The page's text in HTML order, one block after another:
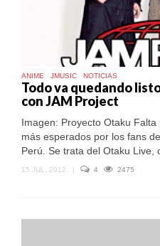
ANIME JMUSIC NOTICIAS
Todo va quedando
con JAM Project
Imagen: Proyecto Otaku
más esperados por los fans
Perú. Se trata del Otaku Live,
15 JUL, 2012 | 4 2475